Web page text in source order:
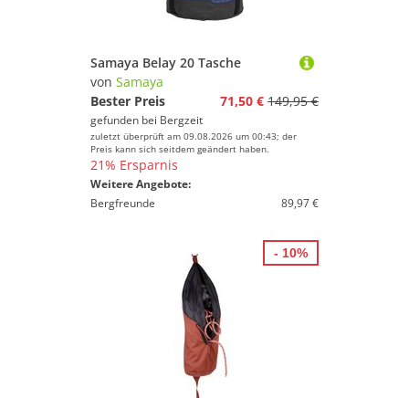
Samaya Belay 20 Tasche
von Samaya
Bester Preis
71,50 € 149,95 €
gefunden bei Bergzeit
zuletzt überprüft am 09.08.2026 um 00:43; der
Preis kann sich seitdem geändert haben.
21% Ersparnis
Weitere Angebote:
Bergfreunde
89,97 €
- 10%